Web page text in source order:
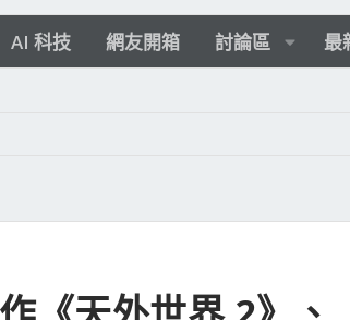
AI 科技 網友開箱 討論區 最